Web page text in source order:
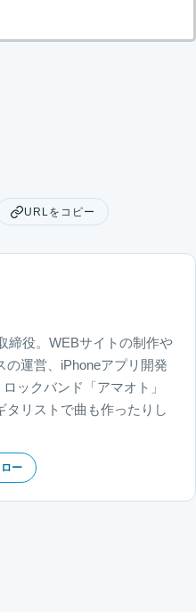
URLをコピー
締役。WEBサイトの制作や
の運営、iPhoneアプリ開発
ックバンド「アマオト」
タリストで曲も作ったりし
ー